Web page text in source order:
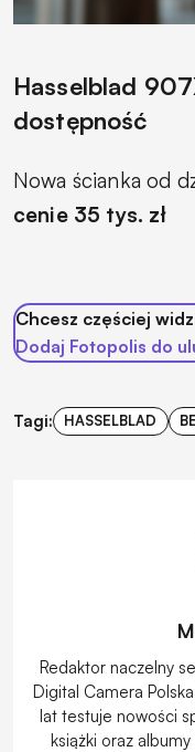
Hasselblad
dostępność
Nowa ścianka od
cenie 35 tys. zł
Chcesz częściej
Dodaj Fotopolis do
Tagi: HASSELBLAD
Redaktor naczelny
Digital Camera
lat testuje nowości
książki oraz